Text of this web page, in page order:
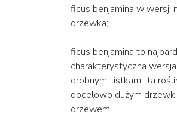
ficus benjamina w wersji
drzewka;
ficus benjamina to
charakterystyczna
drobnymi listkami, ta
docelowo dużym
drzewem,